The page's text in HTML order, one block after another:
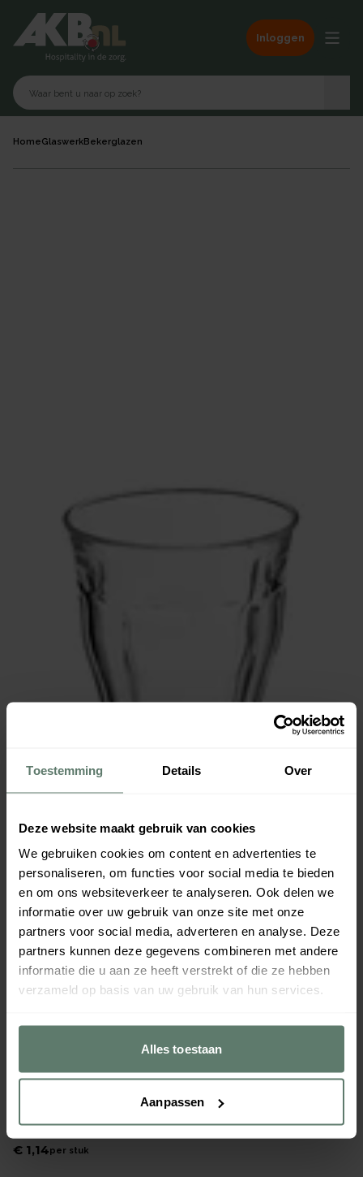
Toestemming Details Over
Deze website maakt gebruik van cookies
We gebruiken cookies om content en advertenties te
personaliseren, om functies voor social media te bieden
en om ons websiteverkeer te analyseren. Ook delen we
informatie over uw gebruik van onze site met onze
partners voor social media, adverteren en analyse. Deze
partners kunnen deze gegevens combineren met andere
informatie die u aan ze heeft verstrekt of die ze hebben
verzameld op basis van uw gebruik van hun services.
Alles toestaan
Aanpassen
Inloggen
HomeGlaswerkBekerglazen
€ 1,14per stuk